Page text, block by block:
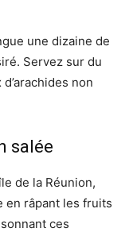
une dizaine de
Servez sur du
non
salée
de la Réunion,
en râpant les fruits
ces